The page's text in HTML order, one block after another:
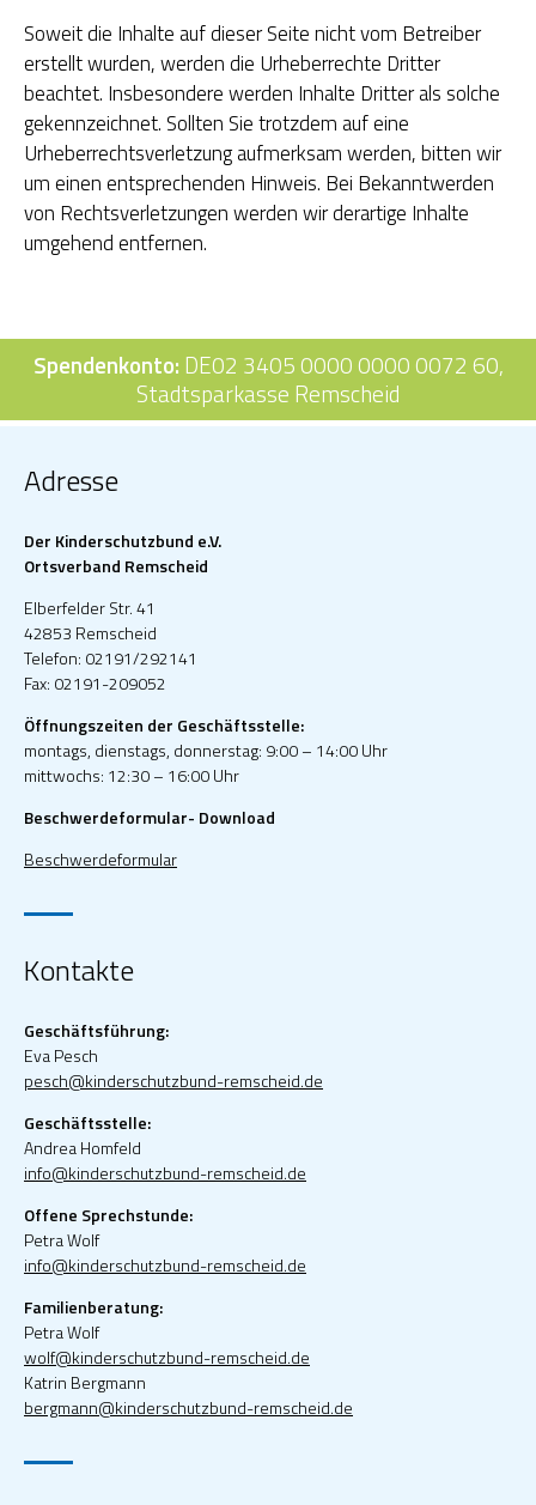
Soweit die Inhalte auf dieser Seite nicht vom Betreiber
erstellt wurden, werden die Urheberrechte Dritter
beachtet. Insbesondere werden Inhalte Dritter als solche
gekennzeichnet. Sollten Sie trotzdem auf eine
Urheberrechtsverletzung aufmerksam werden, bitten wir
um einen entsprechenden Hinweis. Bei Bekanntwerden
von Rechtsverletzungen werden wir derartige Inhalte
umgehend entfernen.
Spendenkonto: DE02 3405 0000 0000 0072 60,
Stadtsparkasse Remscheid
Adresse
Der Kinderschutzbund e.V.
Ortsverband Remscheid
Elberfelder Str. 41
42853 Remscheid
Telefon: 02191/292141
Fax: 02191-209052
Öffnungszeiten der Geschäftsstelle:
montags, dienstags, donnerstag: 9:00 – 14:00 Uhr
mittwochs: 12:30 – 16:00 Uhr
Beschwerdeformular- Download
Beschwerdeformular
Kontakte
Geschäftsführung:
Eva Pesch
pesch@kinderschutzbund-remscheid.de
Geschäftsstelle:
Andrea Homfeld
info@kinderschutzbund-remscheid.de
Offene Sprechstunde:
Petra Wolf
info@kinderschutzbund-remscheid.de
Familienberatung:
Petra Wolf
wolf@kinderschutzbund-remscheid.de
Katrin Bergmann
bergmann@kinderschutzbund-remscheid.de